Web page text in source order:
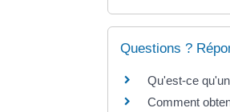
Questions ?
Qu'est-ce
Comment